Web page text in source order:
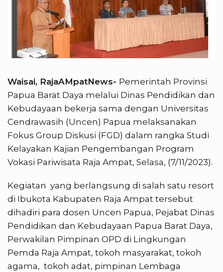
Waisai, RajaAMpatNews- Pemerintah Provinsi
Papua Barat Daya melalui Dinas Pendidikan dan
Kebudayaan bekerja sama dengan Universitas
Cendrawasih (Uncen) Papua melaksanakan
Fokus Group Diskusi (FGD) dalam rangka Studi
Kelayakan Kajian Pengembangan Program
Vokasi Pariwisata Raja Ampat, Selasa, (7/11/2023).
Kegiatan yang berlangsung di salah satu resort
di Ibukota Kabupaten Raja Ampat tersebut
dihadiri para dosen Uncen Papua, Pejabat Dinas
Pendidikan dan Kebudayaan Papua Barat Daya,
Perwakilan Pimpinan OPD di Lingkungan
Pemda Raja Ampat, tokoh masyarakat, tokoh
agama, tokoh adat, pimpinan Lembaga